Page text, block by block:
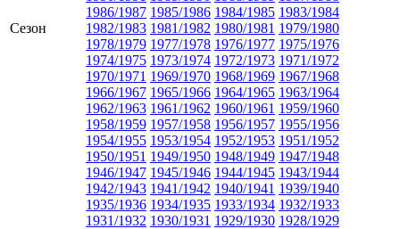
Сезон
1986/1987 1985/1986 1984/1985 1983/1984
1982/1983 1981/1982 1980/1981 1979/1980
1978/1979 1977/1978 1976/1977 1975/1976
1974/1975 1973/1974 1972/1973 1971/1972
1970/1971 1969/1970 1968/1969 1967/1968
1966/1967 1965/1966 1964/1965 1963/1964
1962/1963 1961/1962 1960/1961 1959/1960
1958/1959 1957/1958 1956/1957 1955/1956
1954/1955 1953/1954 1952/1953 1951/1952
1950/1951 1949/1950 1948/1949 1947/1948
1946/1947 1945/1946 1944/1945 1943/1944
1942/1943 1941/1942 1940/1941 1939/1940
1935/1936 1934/1935 1933/1934 1932/1933
1931/1932 1930/1931 1929/1930 1928/1929